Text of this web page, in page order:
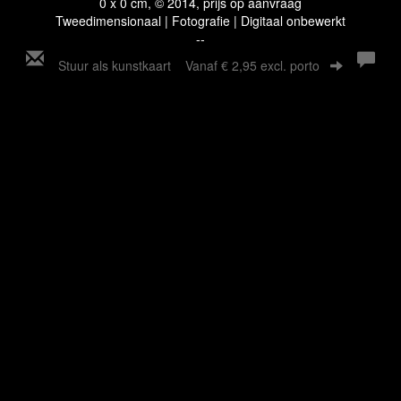
Tweedimensionaal | Fotografie | Digitaal onbewerkt
--
Stuur als kunstkaart Vanaf € 2,95 excl. porto